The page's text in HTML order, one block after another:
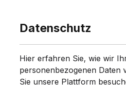
Datenschutz
Hier erfahren Sie, wie wir
personenbezogenen Daten
Sie unsere Plattform